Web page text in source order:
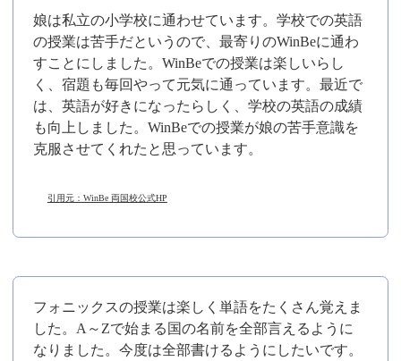
娘は私立の小学校に通わせています。学校での英語
の授業は苦手だというので、最寄りのWinBeに通わ
すことにしました。WinBeでの授業は楽しいらし
く、宿題も毎回やって元気に通っています。最近で
は、英語が好きになったらしく、学校の英語の成績
も向上しました。WinBeでの授業が娘の苦手意識を
克服させてくれたと思っています。
引用元：WinBe 両国校公式HP
フォニックスの授業は楽しく単語をたくさん覚えま
した。A～Zで始まる国の名前を全部言えるように
なりました。今度は全部書けるようにしたいです。